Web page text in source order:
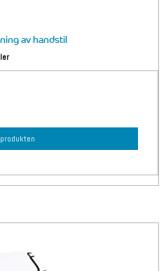
av handstil